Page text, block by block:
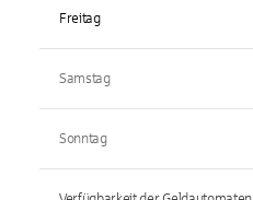
Freitag
Samstag
Sonntag